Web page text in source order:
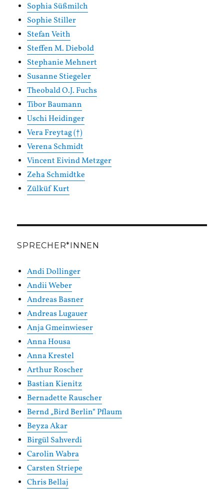
Sophia Süßmilch
Sophie Stiller
Stefan Veith
Steffen M. Diebold
Stephanie Mehnert
Susanne Stiegeler
Theobald O.J. Fuchs
Tibor Baumann
Uschi Heidinger
Vera Freytag (†)
Verena Schmidt
Vincent Eivind Metzger
Zeha Schmidtke
Zülküf Kurt
SPRECHER*INNEN
Andi Dollinger
Andii Weber
Andreas Basner
Andreas Lugauer
Anja Gmeinwieser
Anna Housa
Anna Krestel
Arthur Roscher
Bastian Kienitz
Bernadette Rauscher
Bernd „Bird Berlin“ Pflaum
Beyza Akar
Birgül Sahverdi
Carolin Wabra
Carsten Striepe
Chris Bellaj